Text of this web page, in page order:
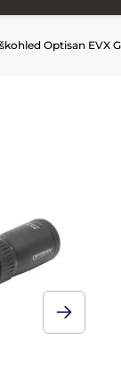
Optisan EVX